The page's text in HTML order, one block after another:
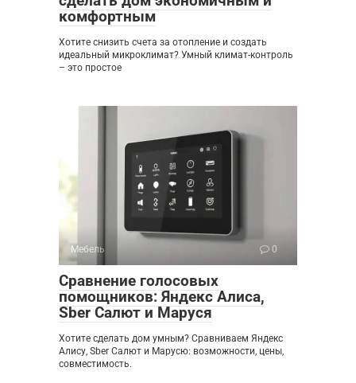
комфортным
Хотите снизить счета за отопление и создать
идеальный микроклимат? Умный климат-контроль
– это простое
Мебель 0
Сравнение голосовых
помощников: Яндекс Алиса,
Sber Салют и Маруся
Хотите сделать дом умным? Сравниваем Яндекс
Алису, Sber Салют и Марусю: возможности, цены,
совместимость.